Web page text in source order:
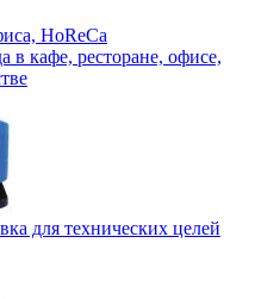
HoReCa
в кафе, ресторане, офисе,
для технических целей